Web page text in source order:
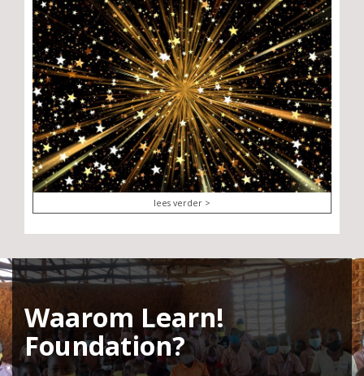
lees verder >
Waarom Learn!
Foundation?